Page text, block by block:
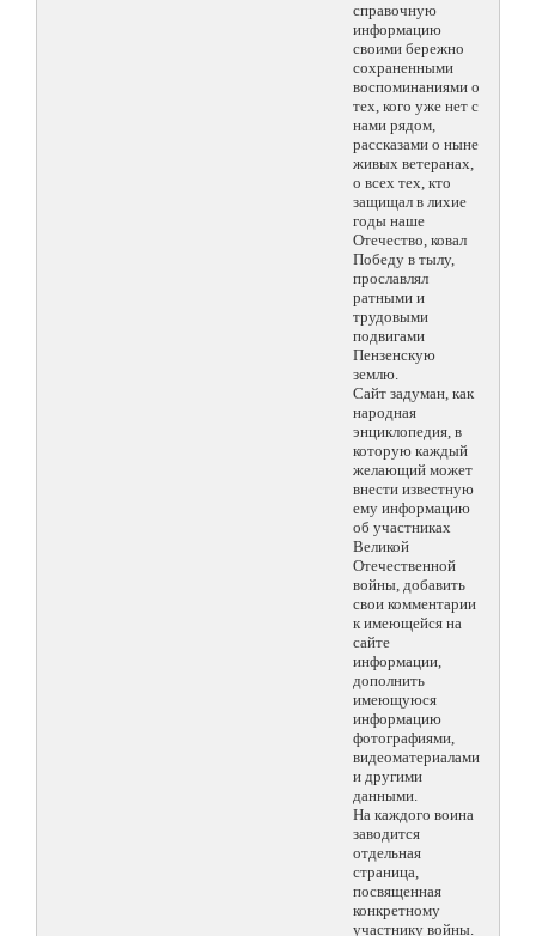
справочную
информацию
своими бережно
сохраненными
воспоминаниями о
тех, кого уже нет с
нами рядом,
рассказами о ныне
живых ветеранах,
о всех тех, кто
защищал в лихие
годы наше
Отечество, ковал
Победу в тылу,
прославлял
ратными и
трудовыми
подвигами
Пензенскую
землю.
Сайт задуман, как
народная
энциклопедия, в
которую каждый
желающий может
внести известную
ему информацию
об участниках
Великой
Отечественной
войны, добавить
свои комментарии
к имеющейся на
сайте
информации,
дополнить
имеющуюся
информацию
фотографиями,
видеоматериалами
и другими
данными.
На каждого воина
заводится
отдельная
страница,
посвященная
конкретному
участнику войны.